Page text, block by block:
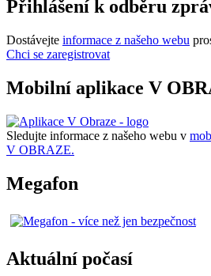
Přihlášení k odběru
Dostávejte informace z našeho webu
Chci se zaregistrovat
Mobilní aplikace V
Sledujte informace z našeho webu v
V OBRAZE.
Megafon
Aktuální počasí